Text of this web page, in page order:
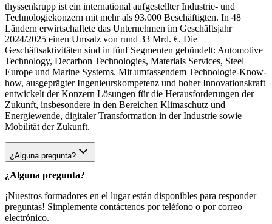
thyssenkrupp ist ein international aufgestellter Industrie- und
Technologiekonzern mit mehr als 93.000 Beschäftigten. In 48
Ländern erwirtschaftete das Unternehmen im Geschäftsjahr
2024/2025 einen Umsatz von rund 33 Mrd. €. Die
Geschäftsaktivitäten sind in fünf Segmenten gebündelt: Automotive
Technology, Decarbon Technologies, Materials Services, Steel
Europe und Marine Systems. Mit umfassendem Technologie-Know-
how, ausgeprägter Ingenieurskompetenz und hoher Innovationskraft
entwickelt der Konzern Lösungen für die Herausforderungen der
Zukunft, insbesondere in den Bereichen Klimaschutz und
Energiewende, digitaler Transformation in der Industrie sowie
Mobilität der Zukunft.
¿Alguna pregunta?
¿Alguna pregunta?
¡Nuestros formadores en el lugar están disponibles para responder
preguntas! Simplemente contáctenos por teléfono o por correo
electrónico.